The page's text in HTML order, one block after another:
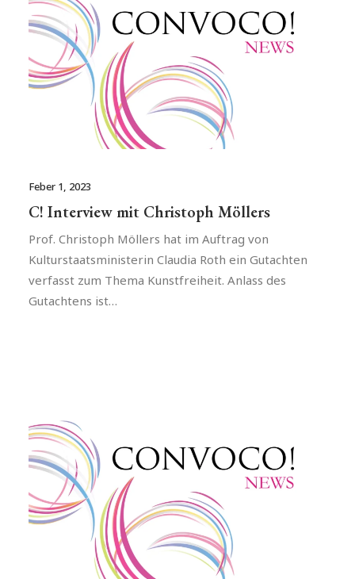
Feber 1, 2023
C! Interview mit Christoph Möllers
Prof. Christoph Möllers hat im Auftrag von
Kulturstaatsministerin Claudia Roth ein Gutachten
verfasst zum Thema Kunstfreiheit. Anlass des
Gutachtens ist…